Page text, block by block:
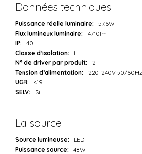
Données techniques
Puissance réelle luminaire:
57.6W
Flux lumineux luminaire:
4710lm
IP:
40
Classe d’isolation:
I
N° de driver par produit:
2
Tension d’alimentation:
220-240V 50/60Hz
UGR:
<19
SELV:
Sì
La source
Source lumineuse:
LED
Puissance source:
48W